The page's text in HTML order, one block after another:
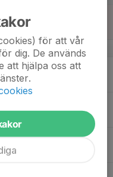
för att vår
dig. De används
att hjälpa oss att